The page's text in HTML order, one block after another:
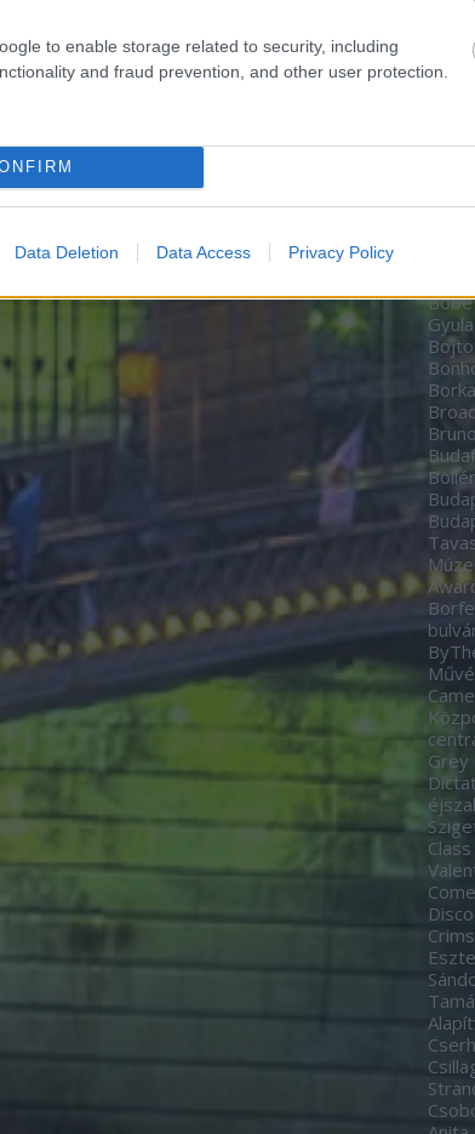
to enable storage related to security, including
and fraud prevention, and other user protection.
Data Deletion Data Access Privacy Policy
Black
Böbe
Gyula
Grey
Disco